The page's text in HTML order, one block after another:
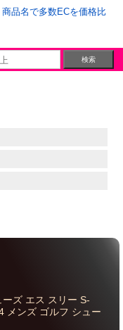
商品名で多数ECを価格比
ズ エス スリー S-
メンズ ゴルフ シュー